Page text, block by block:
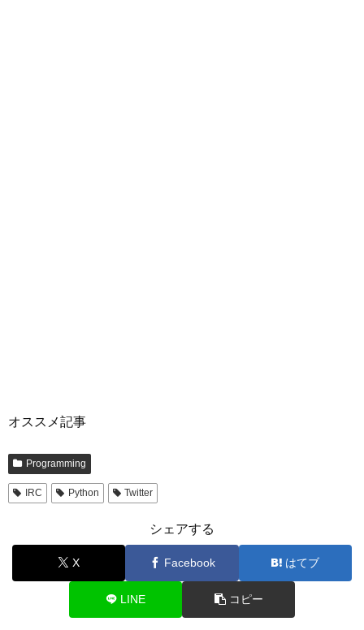
オススメ記事
Programming
IRC Python Twitter
シェアする
X Facebook はてブ
LINE コピー